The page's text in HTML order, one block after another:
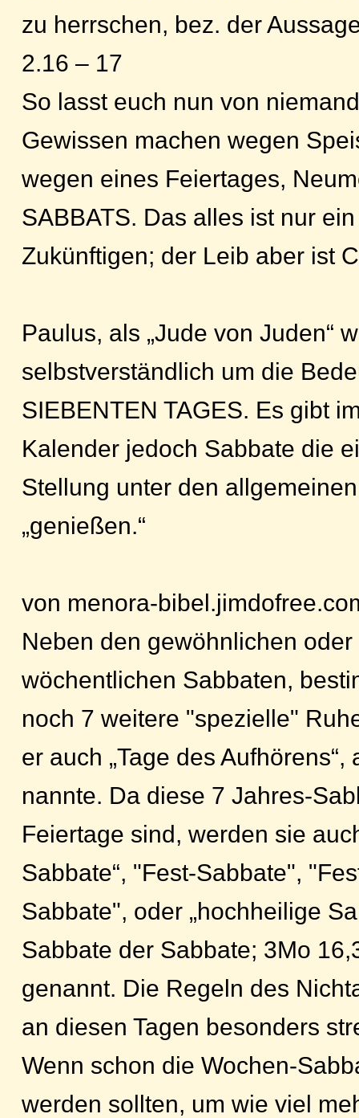
zu herrschen, bez. der
2.16 – 17
So lasst euch nun von
Gewissen machen wegen
wegen eines Feiertages,
SABBATS. Das alles ist nur
Zukünftigen; der Leib aber ist
Paulus, als „Jude von Juden“
selbstverständlich um die
SIEBENTEN TAGES. Es gibt
Kalender jedoch Sabbate die
Stellung unter den
„genießen.“
von menora-
Neben den gewöhnlichen
wöchentlichen Sabbaten,
noch 7 weitere "spezielle"
er auch „Tage des
nannte. Da diese 7 Jahres-
Feiertage sind, werden sie
Sabbate“, "Fest-Sabbate",
Sabbate", oder „hochheilige
Sabbate der Sabbate; 3Mo
genannt. Die Regeln des
an diesen Tagen besonders
Wenn schon die Wochen-
werden sollten, um wie viel